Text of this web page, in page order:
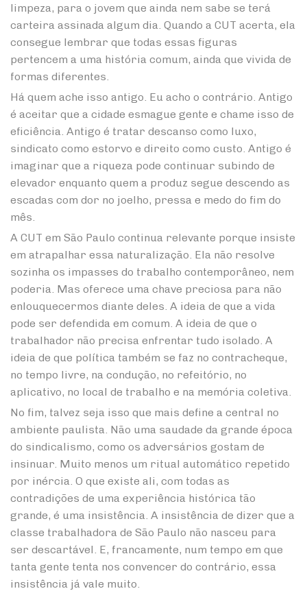
limpeza, para o jovem que ainda nem sabe se terá
carteira assinada algum dia. Quando a CUT acerta, ela
consegue lembrar que todas essas figuras
pertencem a uma história comum, ainda que vivida de
formas diferentes.
Há quem ache isso antigo. Eu acho o contrário. Antigo
é aceitar que a cidade esmague gente e chame isso de
eficiência. Antigo é tratar descanso como luxo,
sindicato como estorvo e direito como custo. Antigo é
imaginar que a riqueza pode continuar subindo de
elevador enquanto quem a produz segue descendo as
escadas com dor no joelho, pressa e medo do fim do
mês.
A CUT em São Paulo continua relevante porque insiste
em atrapalhar essa naturalização. Ela não resolve
sozinha os impasses do trabalho contemporâneo, nem
poderia. Mas oferece uma chave preciosa para não
enlouquecermos diante deles. A ideia de que a vida
pode ser defendida em comum. A ideia de que o
trabalhador não precisa enfrentar tudo isolado. A
ideia de que política também se faz no contracheque,
no tempo livre, na condução, no refeitório, no
aplicativo, no local de trabalho e na memória coletiva.
No fim, talvez seja isso que mais define a central no
ambiente paulista. Não uma saudade da grande época
do sindicalismo, como os adversários gostam de
insinuar. Muito menos um ritual automático repetido
por inércia. O que existe ali, com todas as
contradições de uma experiência histórica tão
grande, é uma insistência. A insistência de dizer que a
classe trabalhadora de São Paulo não nasceu para
ser descartável. E, francamente, num tempo em que
tanta gente tenta nos convencer do contrário, essa
insistência já vale muito.